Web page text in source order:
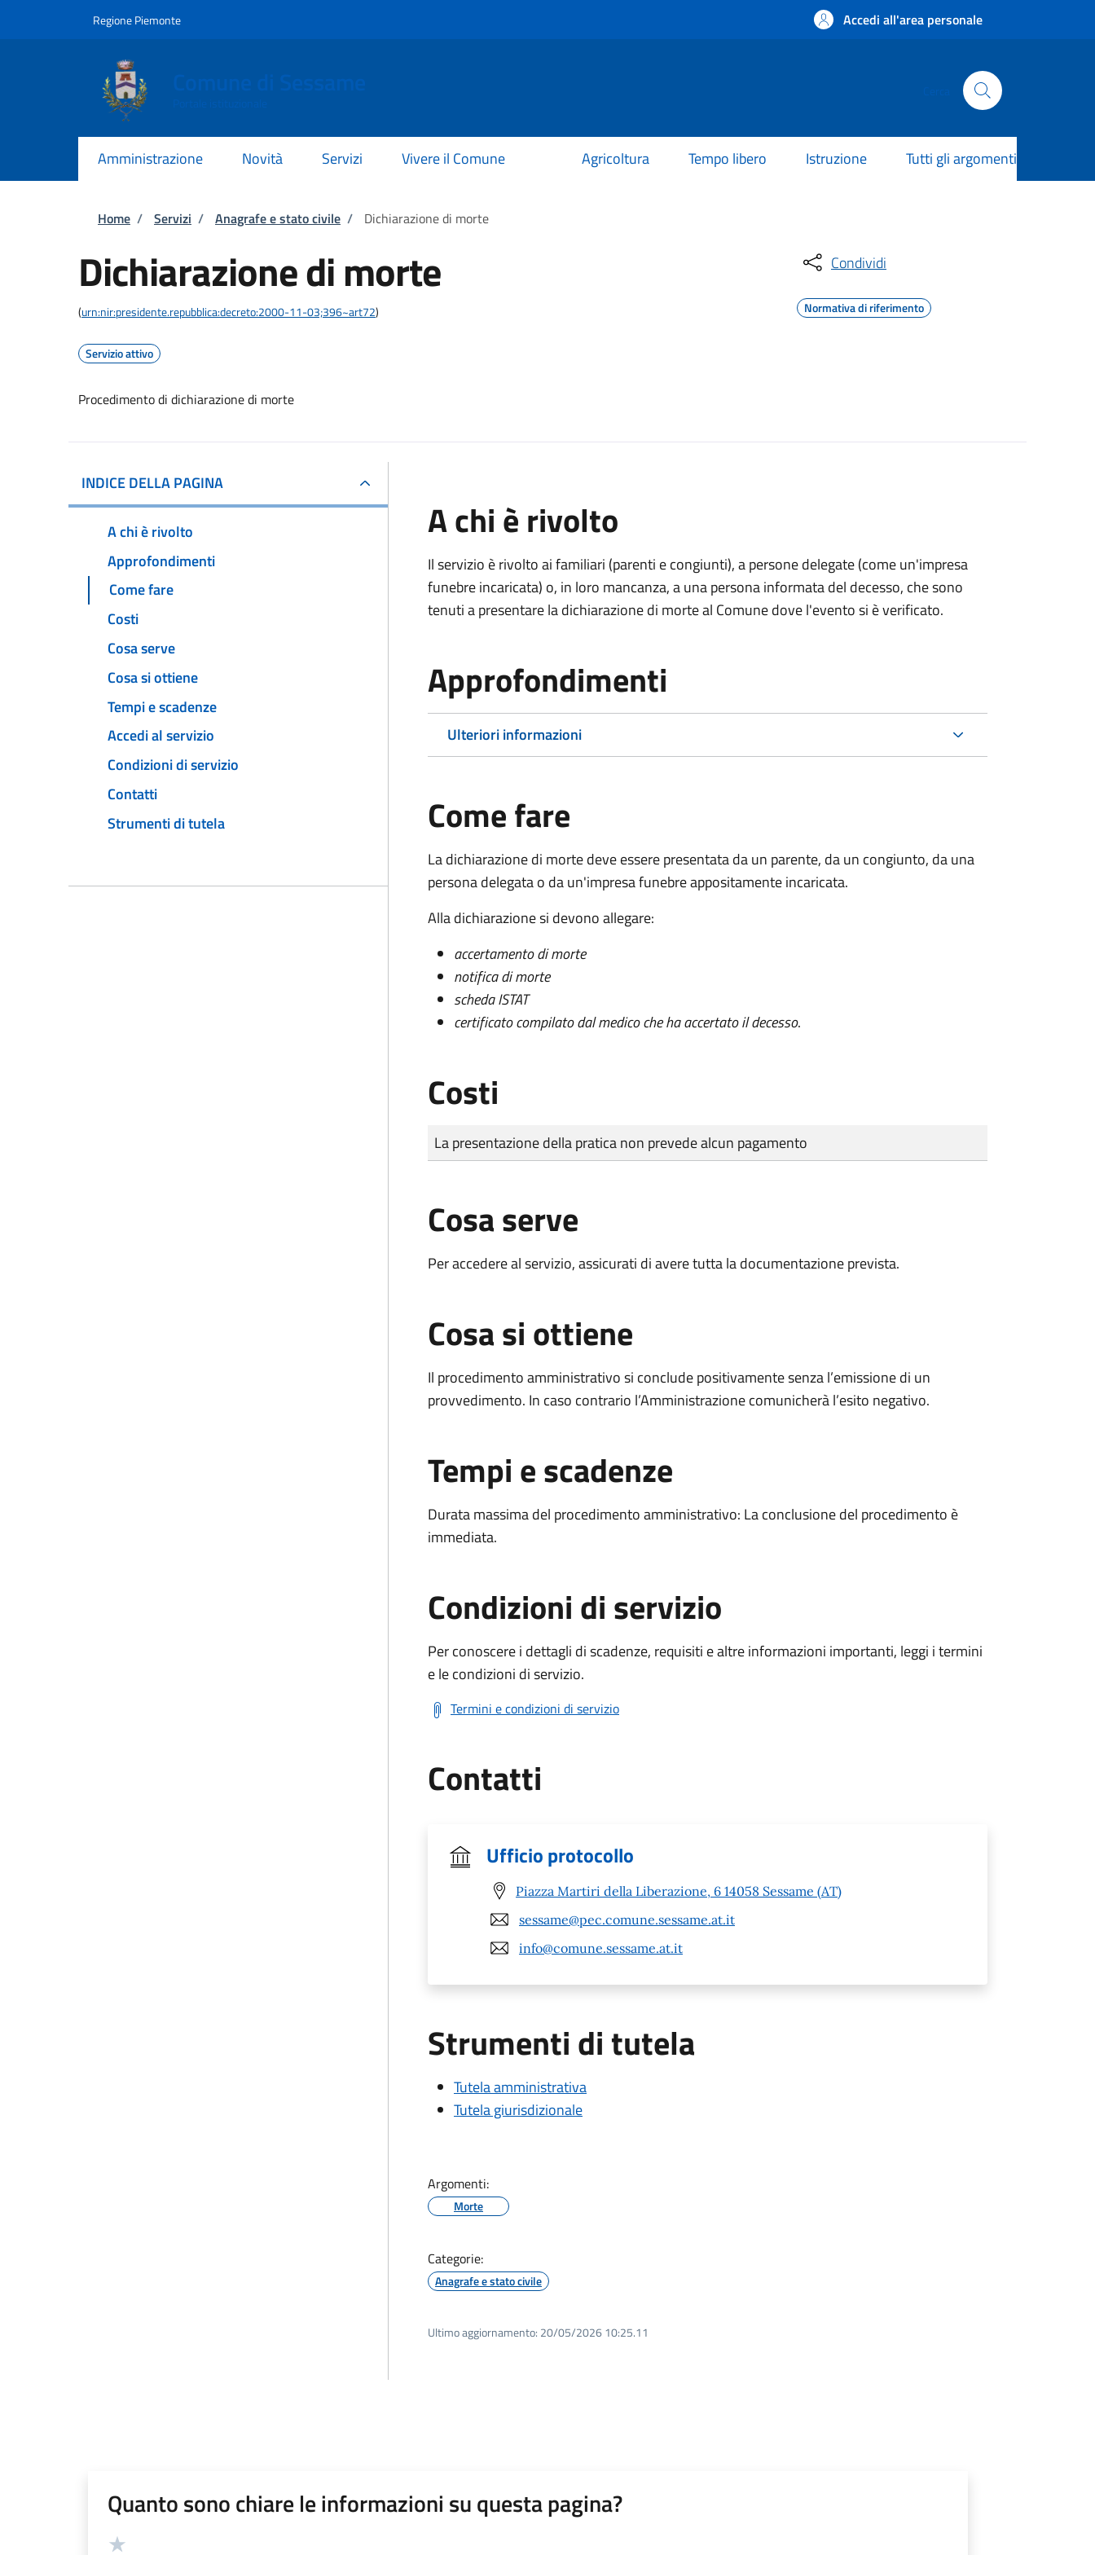
Regione Piemonte Accedi all'area personale
Amministrazione Novità Servizi Vivere il Comune Agricoltura Tempo libero Istruzione Tutti gli argomenti
Briciole di pane
Home / Servizi / Anagrafe e stato civile / Dichiarazione di morte
Dichiarazione di morte
(urn:nir:presidente.repubblica:decreto:2000-11-03;396~art72)
Servizio attivo
Procedimento di dichiarazione di morte
Condividi
Normativa di riferimento
INDICE DELLA PAGINA
A chi è rivolto
Approfondimenti
Come fare
Costi
Cosa serve
Cosa si ottiene
Tempi e scadenze
Accedi al servizio
Condizioni di servizio
Contatti
Strumenti di tutela
A chi è rivolto
Il servizio è rivolto ai familiari (parenti e congiunti), a persone delegate (come un'impresa
funebre incaricata) o, in loro mancanza, a una persona informata del decesso, che sono
tenuti a presentare la dichiarazione di morte al Comune dove l'evento si è verificato.
Approfondimenti
Ulteriori informazioni
Come fare
La dichiarazione di morte deve essere presentata da un parente, da un congiunto, da una
persona delegata o da un'impresa funebre appositamente incaricata.
Alla dichiarazione si devono allegare:
accertamento di morte
notifica di morte
scheda ISTAT
certificato compilato dal medico che ha accertato il decesso.
Costi
Tipo di pagamento
Importo
La presentazione della pratica non prevede alcun pagamento
Cosa serve
Per accedere al servizio, assicurati di avere tutta la documentazione prevista.
Cosa si ottiene
Il procedimento amministrativo si conclude positivamente senza l’emissione di un
provvedimento. In caso contrario l’Amministrazione comunicherà l’esito negativo.
Tempi e scadenze
Durata massima del procedimento amministrativo: La conclusione del procedimento è
immediata.
Condizioni di servizio
Per conoscere i dettagli di scadenze, requisiti e altre informazioni importanti, leggi i termini
e le condizioni di servizio.
Termini e condizioni di servizio
Contatti
Ufficio protocollo
Piazza Martiri della Liberazione, 6 14058 Sessame (AT)
sessame@pec.comune.sessame.at.it
info@comune.sessame.at.it
Strumenti di tutela
Tutela amministrativa
Tutela giurisdizionale
Argomenti:
Morte
Categorie:
Anagrafe e stato civile
Ultimo aggiornamento: 20/05/2026 10:25.11
Quanto sono chiare le informazioni su questa pagina?
Valutazione